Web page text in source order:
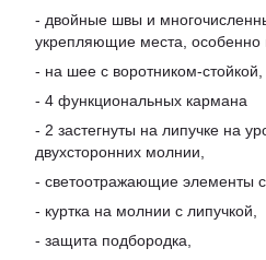
- двойные швы и
укрепляющие места, особенно
- на шее с воротником-стойкой,
- 4 функциональных кармана
- 2 застегнуты на липучке на
двухсторонних молнии,
- светоотражающие элементы
- куртка на молнии с липучкой,
- защита подбородка,